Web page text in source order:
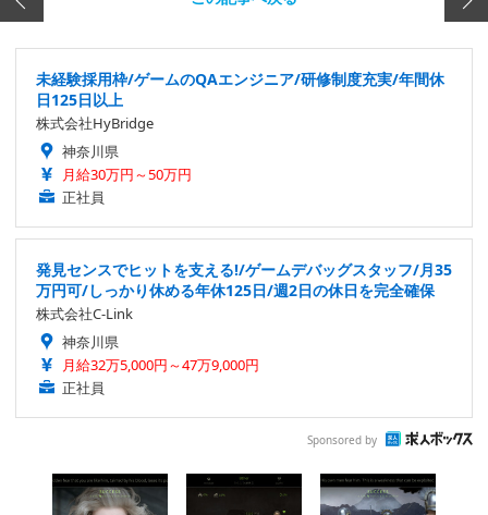
未経験採用枠/ゲームのQAエンジニア/研修制度充実/年間休
日125日以上
株式会社HyBridge
神奈川県
月給30万円～50万円
正社員
発見センスでヒットを支える!/ゲームデバッグスタッフ/月35
万円可/しっかり休める年休125日/週2日の休日を完全確保
株式会社C-Link
神奈川県
月給32万5,000円～47万9,000円
正社員
Sponsored by